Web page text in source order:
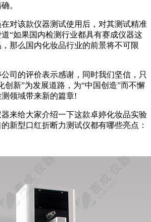
。
对该款仪器测试使用后， 对其测试精准
道“如果国内检测行业都具有赛成仪器这
那么国内化妆品行业的前景将不可限
的评价表示感谢，同时我们坚信，只
创新”为发展道路，为“中国创造”而不懈
领域带来新的篇章!
给大家介绍一下这款卓婷化妆品实验
新型口红折断力测试仪都有哪些亮点：